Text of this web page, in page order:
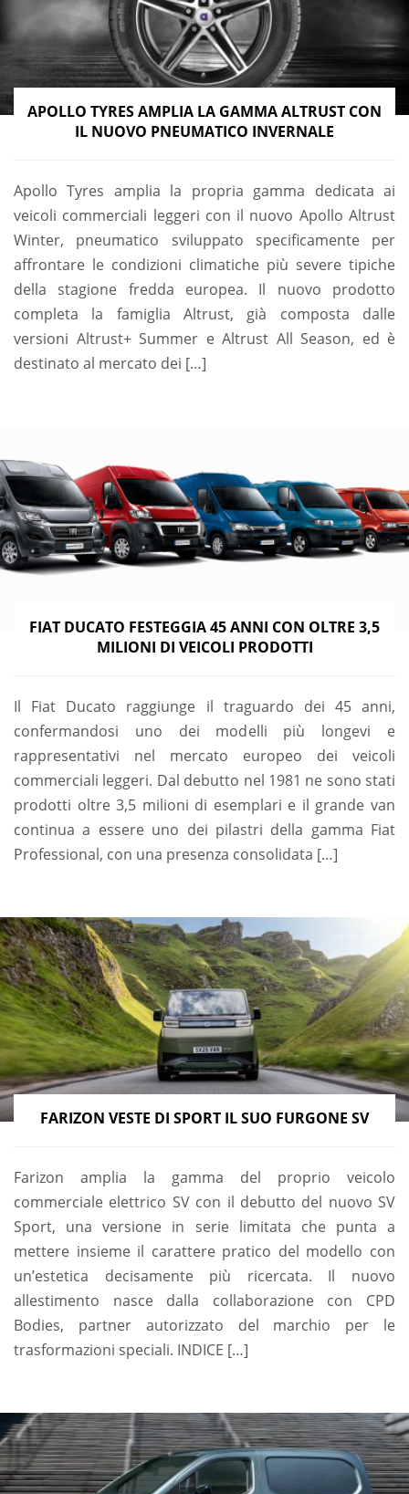
APOLLO TYRES AMPLIA LA GAMMA ALTRUST CON
IL NUOVO PNEUMATICO INVERNALE
Apollo Tyres amplia la propria gamma dedicata ai
veicoli commerciali leggeri con il nuovo Apollo Altrust
Winter, pneumatico sviluppato specificamente per
affrontare le condizioni climatiche più severe tipiche
della stagione fredda europea. Il nuovo prodotto
completa la famiglia Altrust, già composta dalle
versioni Altrust+ Summer e Altrust All Season, ed è
destinato al mercato dei […]
FIAT DUCATO FESTEGGIA 45 ANNI CON OLTRE 3,5
MILIONI DI VEICOLI PRODOTTI
Il Fiat Ducato raggiunge il traguardo dei 45 anni,
confermandosi uno dei modelli più longevi e
rappresentativi nel mercato europeo dei veicoli
commerciali leggeri. Dal debutto nel 1981 ne sono stati
prodotti oltre 3,5 milioni di esemplari e il grande van
continua a essere uno dei pilastri della gamma Fiat
Professional, con una presenza consolidata […]
FARIZON VESTE DI SPORT IL SUO FURGONE SV
Farizon amplia la gamma del proprio veicolo
commerciale elettrico SV con il debutto del nuovo SV
Sport, una versione in serie limitata che punta a
mettere insieme il carattere pratico del modello con
un’estetica decisamente più ricercata. Il nuovo
allestimento nasce dalla collaborazione con CPD
Bodies, partner autorizzato del marchio per le
trasformazioni speciali. INDICE […]